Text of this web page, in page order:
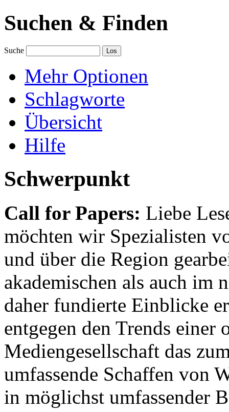
Suchen & Finden
Suche
Mehr Optionen
Schlagworte
Übersicht
Hilfe
Schwerpunkt
Call for Papers: Liebe
möchten wir Spezialisten
und über die Region
akademischen als auch im
daher fundierte Einblicke
entgegen den Trends einer
Mediengesellschaft das
umfassende Schaffen von
in möglichst umfassender